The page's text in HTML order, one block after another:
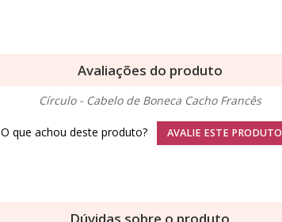
Avaliações do produto
Círculo - Cabelo de Boneca Cacho Francês
O que achou deste produto? AVALIE ESTE PRODUTO